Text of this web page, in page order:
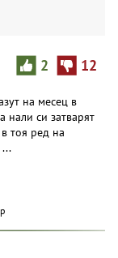
2 12
на месец в
нали си затварят
тоя ред на
...